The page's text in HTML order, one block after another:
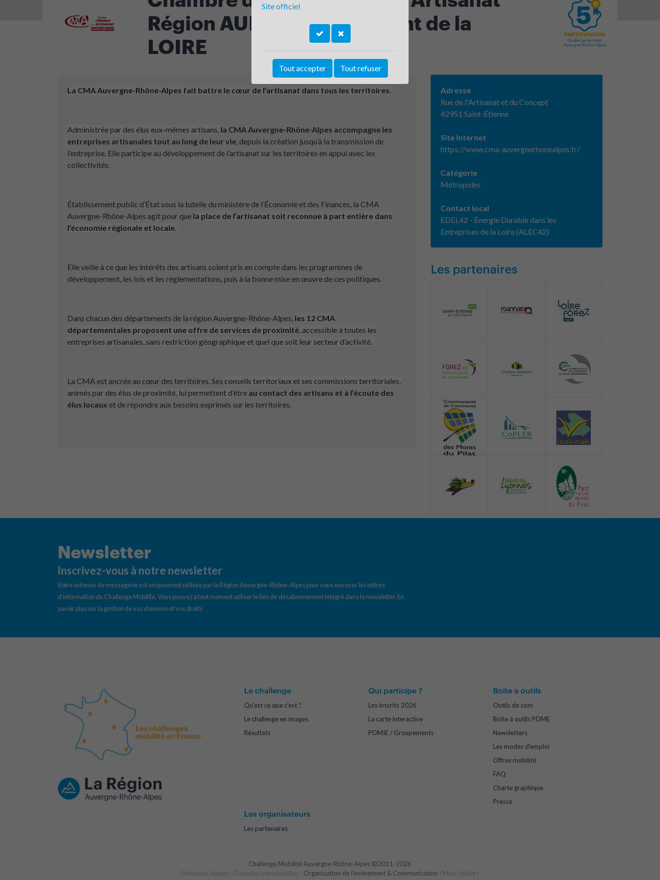
Région AURA - Département de la
LOIRE
La CMA Auvergne-Rhône-Alpes fait battre le cœur de l’artisanat dans tous les territoires.
Administrée par des élus eux-mêmes artisans, la CMA Auvergne-Rhône-Alpes accompagne les
entreprises artisanales tout au long de leur vie, depuis la création jusqu’à la transmission de
l’entreprise. Elle participe au développement de l’artisanat sur les territoires en appui avec les
collectivités.
Établissement public d’État sous la tutelle du ministère de l’Économie et des Finances, la CMA
Auvergne-Rhône-Alpes agit pour que la place de l’artisanat soit reconnue à part entière dans
l’économie régionale et locale.
Elle veille à ce que les intérêts des artisans soient pris en compte dans les programmes de
développement, les lois et les réglementations, puis à la bonne mise en œuvre de ces politiques.
Dans chacun des départements de la région Auvergne-Rhône-Alpes, les 12 CMA
départementales proposent une offre de services de proximité, accessible à toutes les
entreprises artisanales, sans restriction géographique et quel que soit leur secteur d’activité.
La CMA est ancrée au cœur des territoires. Ses conseils territoriaux et ses commissions territoriales,
animés par des élus de proximité, lui permettent d’être au contact des artisans et à l’écoute des
élus locaux et de répondre aux besoins exprimés sur les territoires.
Adresse
Rue de l'Artisanat et du Concept
42951 Saint-Étienne
Site Internet
https://www.cma-auvergnerhonealpes.fr/
Catégorie
Métropoles
Contact local
EDEL42 - Énergie Durable dans les
Entreprises de la Loire (ALEC42)
Les partenaires
Newsletter
Inscrivez-vous à notre newsletter
Votre adresse de messagerie est uniquement utilisée par la Région Auvergne-Rhône-Alpes pour vous envoyer les lettres
d’information du Challenge Mobilité. Vous pouvez à tout moment utiliser le lien de désabonnement intégré dans la newsletter. En
savoir plus sur la gestion de vos données et vos droits
Le challenge
Qu'est ce que c'est ?
Le challenge en images
Résultats
Qui participe ?
Les inscrits 2026
La carte interactive
PDMIE / Groupements
Boite à outils
Outils de com
Boîte à outils PDME
Newsletters
Les modes d'emploi
Offres mobilité
FAQ
Charte graphique
Presse
Les organisateurs
Les partenaires
Challenge Mobilité Auvergne-Rhône-Alpes ©2011-2026
Mentions légales - Données personnelles - Organisation de l'événement & Communication : Mon UniVert
Site officiel
Tout accepter Tout refuser